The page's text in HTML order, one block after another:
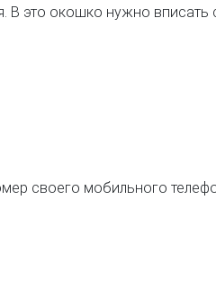
В это окошко нужно
своего мобильного